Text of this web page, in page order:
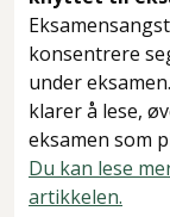
konsentrere
under
klarer å lese,
eksamen som
Du kan lese
artikkelen.